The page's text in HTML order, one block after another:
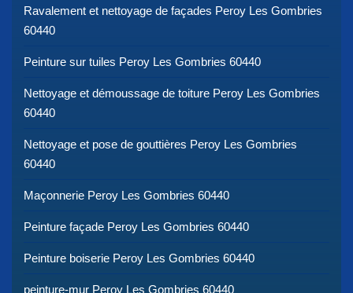
Ravalement et nettoyage de façades Peroy Les Gombries
60440
Peinture sur tuiles Peroy Les Gombries 60440
Nettoyage et démoussage de toiture Peroy Les Gombries
60440
Nettoyage et pose de gouttières Peroy Les Gombries
60440
Maçonnerie Peroy Les Gombries 60440
Peinture façade Peroy Les Gombries 60440
Peinture boiserie Peroy Les Gombries 60440
peinture-mur Peroy Les Gombries 60440